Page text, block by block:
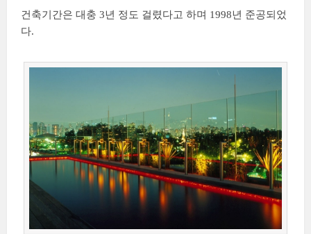
건축기간은 대충 3년 정도 걸렸다고 하며 1998년 준공되었
다.